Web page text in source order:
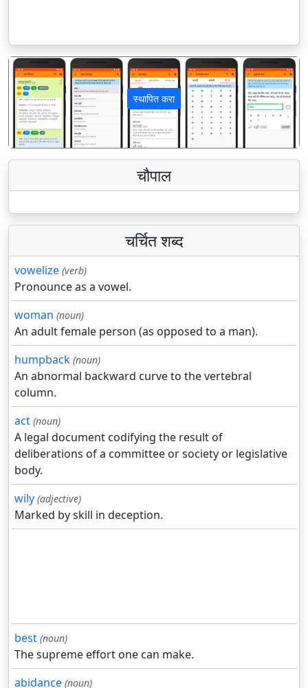
स्थापित करा
पिछला अगला
चौपाल
चर्चित शब्द
vowelize (verb)
Pronounce as a vowel.
woman (noun)
An adult female person (as opposed to a man).
humpback (noun)
An abnormal backward curve to the vertebral
column.
act (noun)
A legal document codifying the result of
deliberations of a committee or society or legislative
body.
wily (adjective)
Marked by skill in deception.
best (noun)
The supreme effort one can make.
abidance (noun)